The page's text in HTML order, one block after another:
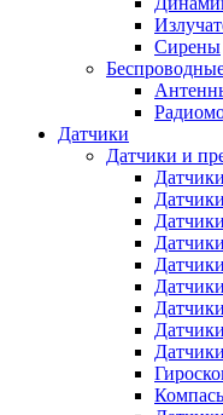
Сирены
Датчики
Датчики и